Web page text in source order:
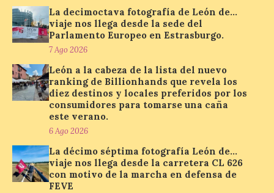
para observar el eclipse
solar del 12 de agosto de 2026 sin
obstáculos. El visor es una herramienta a
la […]
Paradores renueva su
compromiso con La Vuelta
como patrocinador oficial
7 Ago 2026
La cadena hotelera pública
volverá a estar presente
La decimoctava fotografía de León de…
viaje nos llega desde la sede del
Parlamento Europeo en Estrasburgo.
7 Ago 2026
León a la cabeza de la lista del nuevo
ranking de Billionhands que revela los
diez destinos y locales preferidos por los
consumidores para tomarse una caña
este verano.
6 Ago 2026
La décimo séptima fotografía León de…
viaje nos llega desde la carretera CL 626
con motivo de la marcha en defensa de
FEVE